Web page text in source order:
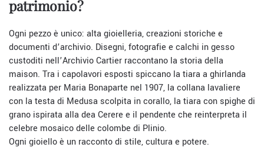
patrimonio?
Ogni pezzo è unico: alta gioielleria, creazioni storiche e
documenti d’archivio. Disegni, fotografie e calchi in gesso
custoditi nell’Archivio Cartier raccontano la storia della
maison. Tra i capolavori esposti spiccano la tiara a ghirlanda
realizzata per Maria Bonaparte nel 1907, la collana lavaliere
con la testa di Medusa scolpita in corallo, la tiara con spighe di
grano ispirata alla dea Cerere e il pendente che reinterpreta il
celebre mosaico delle colombe di Plinio.
Ogni gioiello è un racconto di stile, cultura e potere.